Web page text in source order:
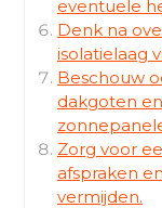
eventuele
Denk na
isolatielaag
Beschouw
dakgoten
Zorg voor
afspraken
vermijden.